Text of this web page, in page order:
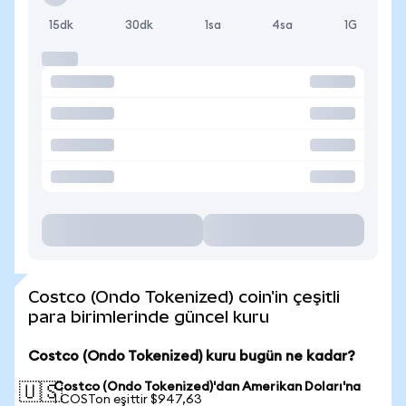
15dk 30dk 1sa 4sa 1G
Costco (Ondo Tokenized) coin'in çeşitli
para birimlerinde güncel kuru
Costco (Ondo Tokenized) kuru bugün ne kadar?
🇺🇸Costco (Ondo Tokenized)'dan Amerikan Doları'na
1 COSTon eşittir $947,63